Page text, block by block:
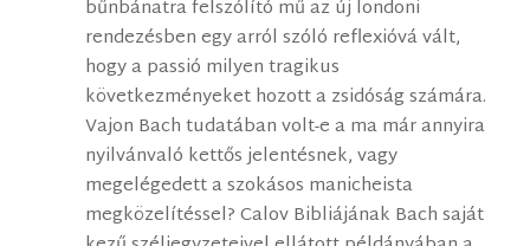
bűnbánatra felszólító mű az új londoni
rendezésben egy arról szóló reflexióvá vált,
hogy a passió milyen tragikus
következményeket hozott a zsidóság számára.
Vajon Bach tudatában volt-e a ma már annyira
nyilvánvaló kettős jelentésnek, vagy
megelégedett a szokásos manicheista
megközelítéssel? Calov Bibliájának Bach saját